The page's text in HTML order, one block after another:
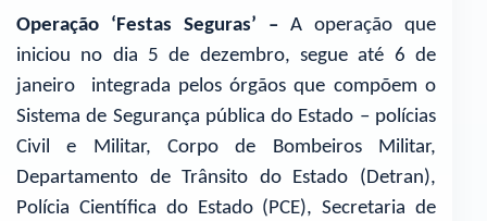
Operação ‘Festas Seguras’ – A operação que
iniciou no dia 5 de dezembro, segue até 6 de
janeiro integrada pelos órgãos que compõem o
Sistema de Segurança pública do Estado – polícias
Civil e Militar, Corpo de Bombeiros Militar,
Departamento de Trânsito do Estado (Detran),
Polícia Científica do Estado (PCE), Secretaria de